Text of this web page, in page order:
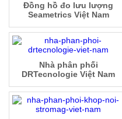
Đồng hồ đo lưu lượng
Seametrics Việt Nam
Nhà phân phối
DRTecnologie Việt Nam